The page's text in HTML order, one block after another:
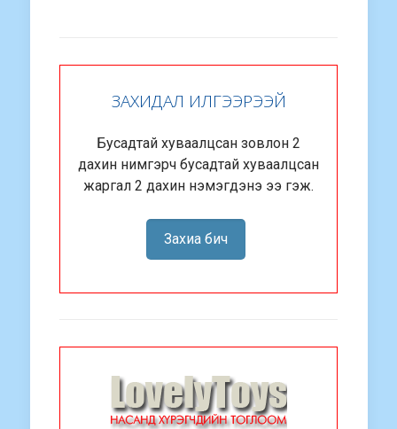
ЗАХИДАЛ ИЛГЭЭРЭЭЙ
Бусадтай хуваалцсан зовлон 2
дахин нимгэрч бусадтай хуваалцсан
жаргал 2 дахин нэмэгдэнэ ээ гэж.
Захиа бич